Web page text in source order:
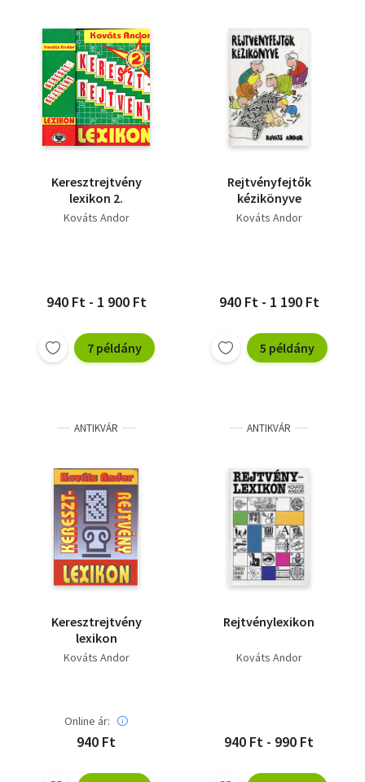
Keresztrejtvény
lexikon 2.
Kováts Andor
940 Ft - 1 900 Ft
7 példány
Rejtvényfejtők
kézikönyve
Kováts Andor
940 Ft - 1 190 Ft
5 példány
ANTIKVÁR
Keresztrejtvény
lexikon
Kováts Andor
Online ár:
940 Ft
ANTIKVÁR
Rejtvénylexikon
Kováts Andor
940 Ft - 990 Ft